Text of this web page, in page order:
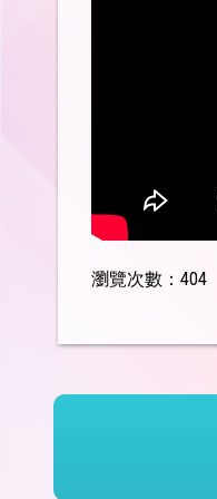
瀏覽次數：404